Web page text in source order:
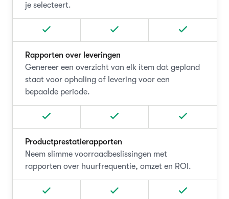
je selecteert.
Rapporten over leveringen
Genereer een overzicht van elk item dat gepland
staat voor ophaling of levering voor een
bepaalde periode.
Productprestatierapporten
Neem slimme voorraadbeslissingen met
rapporten over huurfrequentie, omzet en ROI.